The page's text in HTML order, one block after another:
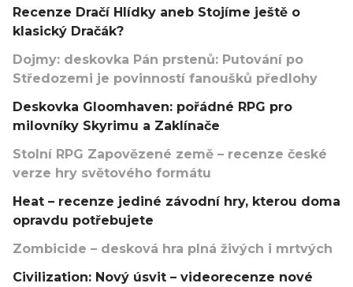
Recenze Dračí Hlídky aneb Stojíme ještě o
klasický Dračák?
Dojmy: deskovka Pán prstenů: Putování po
Středozemi je povinností fanoušků předlohy
Deskovka Gloomhaven: pořádné RPG pro
milovníky Skyrimu a Zaklínače
Stolní RPG Zapovězené země – recenze české
verze hry světového formátu
Heat – recenze jediné závodní hry, kterou doma
opravdu potřebujete
Zombicide – desková hra plná živých i mrtvých
Civilization: Nový úsvit – videorecenze nové